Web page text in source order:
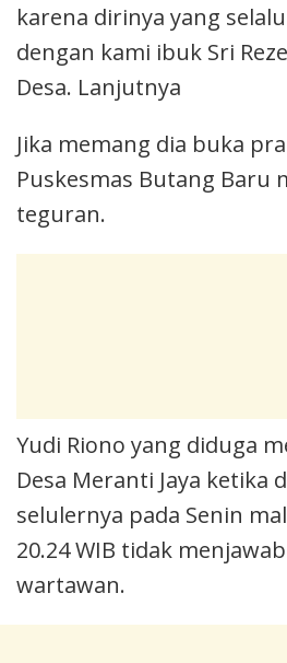
karena dirinya yang
dengan kami ibuk Sri
Desa. Lanjutnya
Jika memang dia buka
Puskesmas Butang Baru
teguran.
Yudi Riono yang diduga
Desa Meranti Jaya ketika
selulernya pada Senin
20.24 WIB tidak
wartawan.